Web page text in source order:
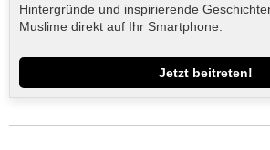
Hintergründe und inspirierende
Muslime direkt auf Ihr Smartphone.
Jetzt beitreten!